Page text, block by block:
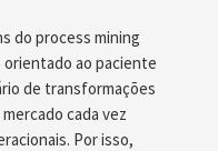
do process mining
orientado ao paciente
de transformações
cada vez
Por isso,